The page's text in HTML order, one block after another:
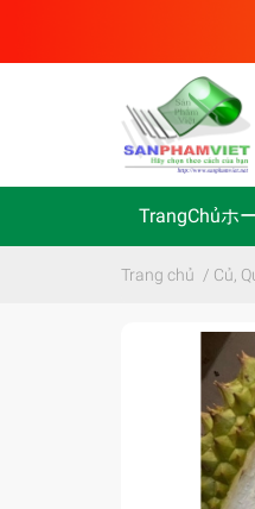
TrangChủホ
Trang chủ / Củ,